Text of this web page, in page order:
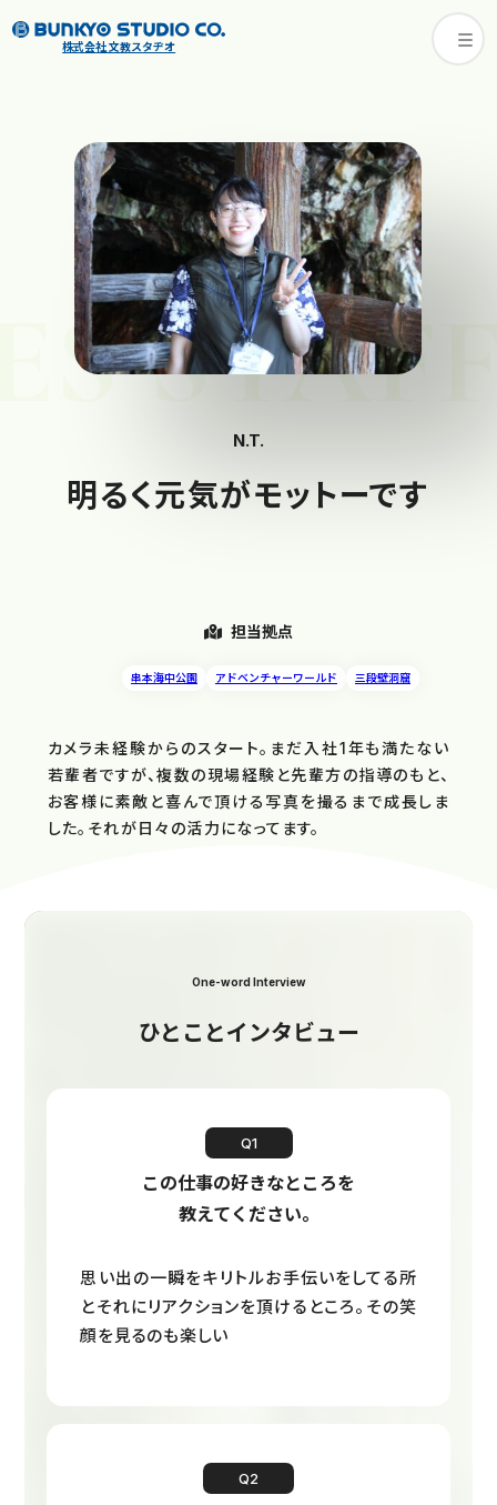
株式会社 文教スタヂオ
N.T.
明るく元気がモットーです
担当拠点
串本海中公園 アドベンチャーワールド 三段壁洞窟
カメラ未経験からのスタート。まだ入社1年も満たない
若輩者ですが、複数の現場経験と先輩方の指導のもと、
お客様に素敵と喜んで頂ける写真を撮るまで成長しま
した。それが日々の活力になってます。
One-word Interview
ひとことインタビュー
Q1
この仕事の好きなところを
教えてください。
思い出の一瞬をキリトルお手伝いをしてる所
とそれにリアクションを頂けるところ。その笑
顔を見るのも楽しい
Q2